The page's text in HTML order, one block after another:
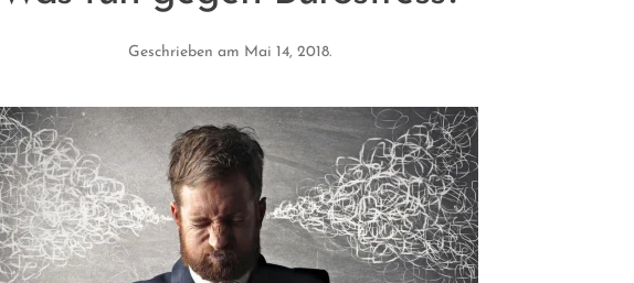
Geschrieben am Mai 14, 2018.